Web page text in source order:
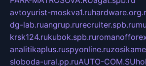
avtoyurist-moskva1.ru
dg-lab.ruangrup.rurecruiter.spb.ru
krsk124.rukubok.spb.ru
analitikaplus.ruspyonline.ru
sloboda-ural.pp.ruAUTO-COM.SU